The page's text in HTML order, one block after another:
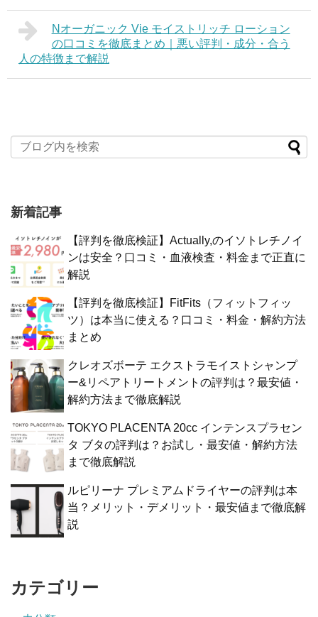
Nオーガニック Vie モイストリッチ ローション
の口コミを徹底まとめ｜悪い評判・成分・合う
人の特徴まで解説
新着記事
【評判を徹底検証】Actually,のイソトレチノイ
ンは安全？口コミ・血液検査・料金まで正直に
解説
【評判を徹底検証】FitFits（フィットフィッ
ツ）は本当に使える？口コミ・料金・解約方法
まとめ
クレオズボーテ エクストラモイストシャンプ
ー&リペアトリートメントの評判は？最安値・
解約方法まで徹底解説
TOKYO PLACENTA 20cc インテンスプラセン
タ ブタの評判は？お試し・最安値・解約方法
まで徹底解説
ルピリーナ プレミアムドライヤーの評判は本
当？メリット・デメリット・最安値まで徹底解
説
カテゴリー